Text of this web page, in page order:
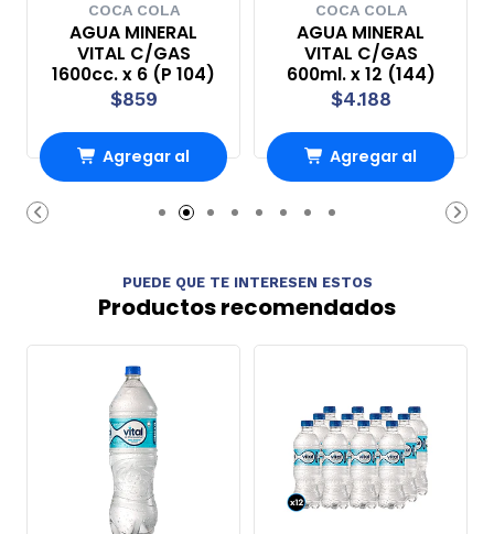
COCA COLA
AGUA MINERAL
VITAL C/GAS
1600cc. x 6 (P 104)
$859
Agregar al
carrito
COCA COLA
AGUA MINERAL
VITAL C/GAS
600ml. x 12 (144)
$4.188
Agregar al
carrito
PUEDE QUE TE INTERESEN ESTOS
Productos recomendados